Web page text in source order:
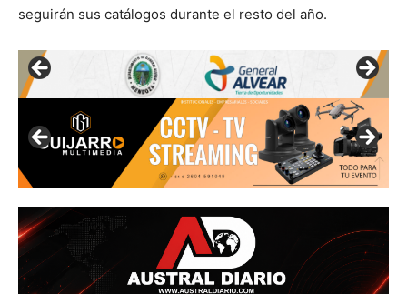
seguirán sus catálogos durante el resto del año.